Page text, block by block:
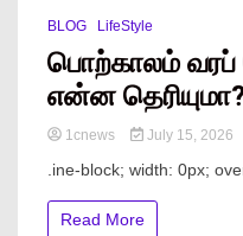
BLOG LifeStyle
பொற்காலம் வரப்
என்ன
1cnews July 15, 2026
.ine-block; width: 0px;
Read More